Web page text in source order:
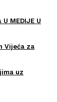
U MEDIJE U
Vijeća za
uz